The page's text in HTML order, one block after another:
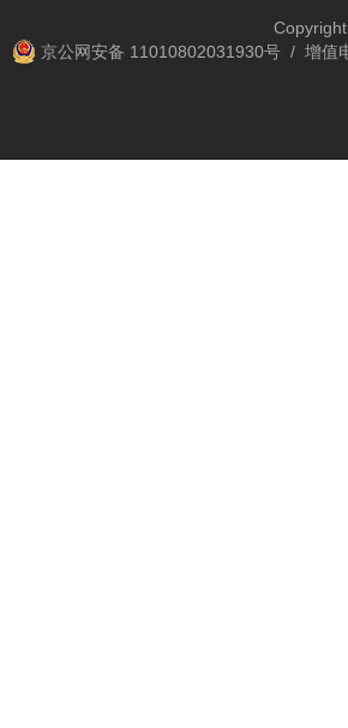
京公网安备 11010802031930号 / 增值